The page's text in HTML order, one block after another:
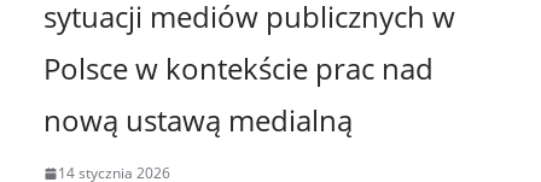
sytuacji mediów publicznych w
Polsce w kontekście prac nad
nową ustawą medialną
14 stycznia 2026